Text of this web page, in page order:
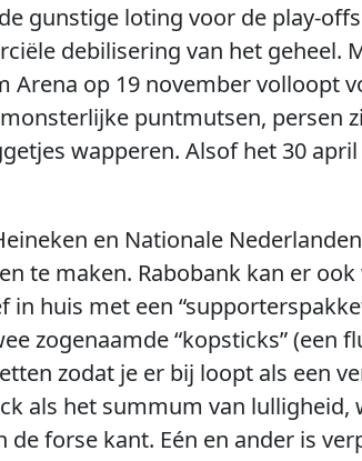
gunstige loting voor de play-
debilisering van het geheel.
Arena op 19 november volloopt
puntmutsen, persen
wapperen. Alsof het 30
en Nationale
te maken. Rabobank kan er
huis met een
zogenaamde “kopsticks” (een
zodat je er bij loopt als een
als het summum van lulligheid,
forse kant. Eén en ander is